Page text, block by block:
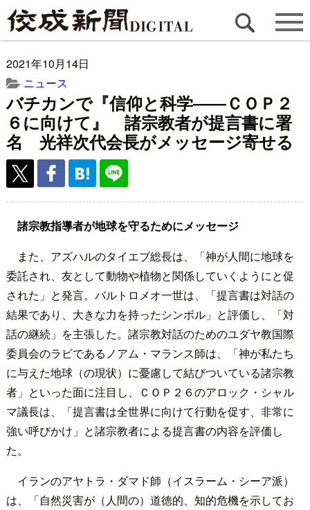
2021年10月14日
ニュース
バチカンで『信仰と科学――ＣＯＰ２
６に向けて』 諸宗教者が提言書に署
名 光祥次代会長がメッセージ寄せる
諸宗教指導者が地球を守るためにメッセージ
また、アズハルのタイエブ総長は、「神が人間に地球を
委託され、友として動物や植物と関係していくようにと促
された」と発言。バルトロメオ一世は、「提言書は対話の
結果であり、大きな力を持ったシンボル」と評価し、「対
話の継続」を主張した。諸宗教対話のためのユダヤ教国際
委員会のラビであるノアム・マランス師は、「神が私たち
に与えた地球（の現状）に憂慮して結びついている諸宗教
者」といった面に注目し、ＣＯＰ２６のアロック・シャル
マ議長は、「提言書は全世界に向けて行動を促す、非常に
強い呼びかけ」と諸宗教者による提言書の内容を評価し
た。
イランのアヤトラ・ダマド師（イスラーム・シーア派）
は、「自然災害が（人間の）道徳的、知的危機を示してお